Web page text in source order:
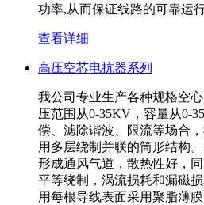
功率,从而保证线路的可靠运行
查看详细
高压空芯电抗器系列
我公司专业生产各种规格空
压范围从0-35KV，容量从0-
偿、滤除谐波、限流等场合
用多层绕制并联的筒形结构
形成通风气道，散热性好，
平等绕制，涡流损耗和漏磁
用每根导线表面采用聚脂薄